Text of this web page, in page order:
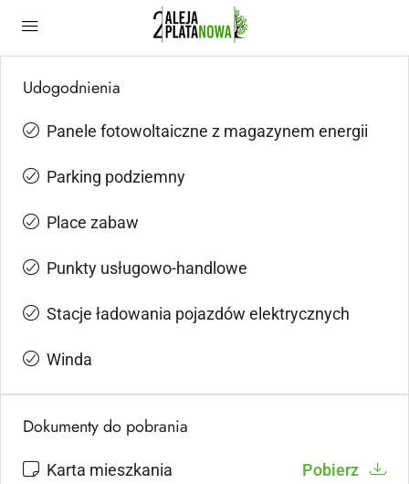
Udogodnienia
Panele fotowoltaiczne z magazynem energii
Parking podziemny
Place zabaw
Punkty usługowo-handlowe
Stacje ładowania pojazdów elektrycznych
Winda
Dokumenty do pobrania
Karta mieszkania Pobierz